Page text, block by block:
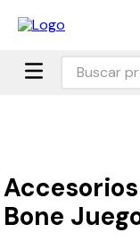
Buscar
Bone